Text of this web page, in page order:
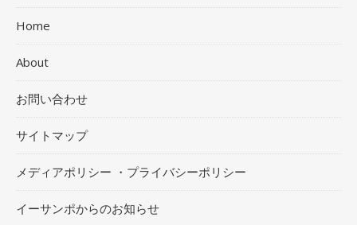
Home
About
お問い合わせ
サイトマップ
メディアポリシー ・プライバシーポリシー
イーサンポからのお知らせ